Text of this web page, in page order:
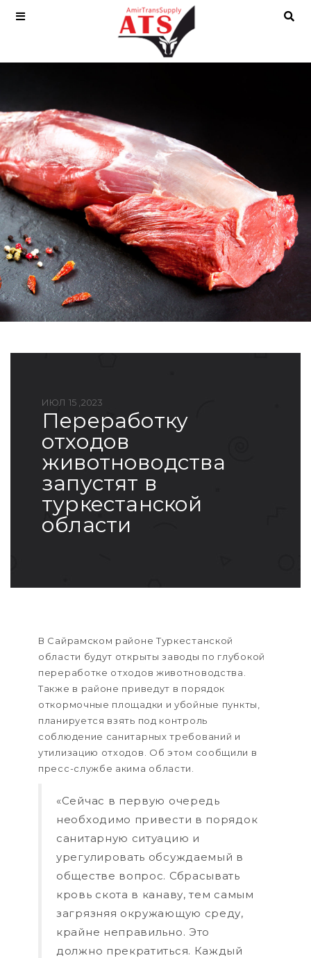
ИЮЛ 15 ,2023
переработку
отходов
животноводства
запустят в
туркестанской
области
В Сайрамском районе Туркестанской
области будут открыты заводы по глубокой
переработке отходов животноводства.
Также в районе приведут в порядок
откормочные площадки и убойные пункты,
планируется взять под контроль
соблюдение санитарных требований и
утилизацию отходов. Об этом сообщили в
пресс-службе акима области.
«Сейчас в первую очередь
необходимо привести в порядок
санитарную ситуацию и
урегулировать обсуждаемый в
обществе вопрос. Сбрасывать
кровь скота в канаву, тем самым
загрязняя окружающую среду,
крайне неправильно. Это
должно прекратиться. Каждый